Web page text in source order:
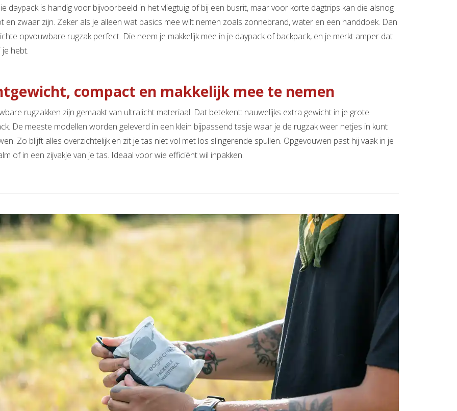
daypack is handig voor bijvoorbeeld in het vliegtuig of bij een busrit, maar voor korte dagtrips kan die alsnog
en zwaar zijn. Zeker als je alleen wat basics mee wilt nemen zoals zonnebrand, water en een handdoek. Dan
opvouwbare rugzak perfect. Die neem je makkelijk mee in je daypack of backpack, en je merkt amper dat
je hebt.
compact en makkelijk mee te nemen
rugzakken zijn gemaakt van ultralicht materiaal. Dat betekent: nauwelijks extra gewicht in je grote
De meeste modellen worden geleverd in een klein bijpassend tasje waar je de rugzak weer netjes in kunt
Zo blijft alles overzichtelijk en zit je tas niet vol met los slingerende spullen. Opgevouwen past hij vaak in je
of in een zijvakje van je tas. Ideaal voor wie efficiënt wil inpakken.